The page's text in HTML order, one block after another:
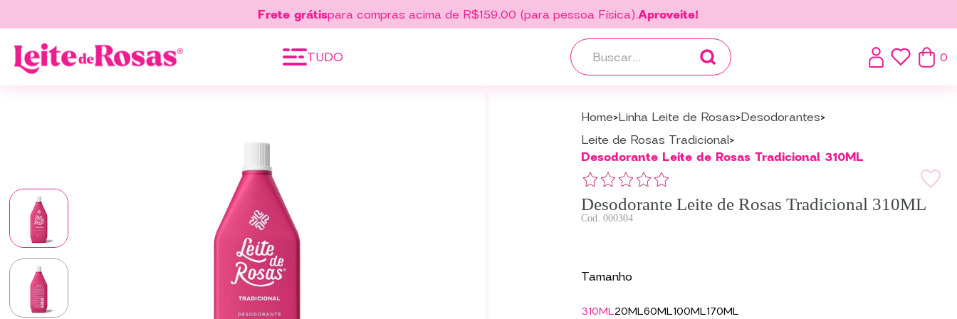
Frete grátispara compras acima de R$159,00 (para pessoa Física).Aproveite!
TUDO
0
Home Linha Leite de Rosas Desodorantes
Leite de Rosas Tradicional
Desodorante Leite de Rosas Tradicional 310ML
Desodorante Leite de Rosas Tradicional 310ML
000304
Tamanho
310ML20ML60ML100ML170ML